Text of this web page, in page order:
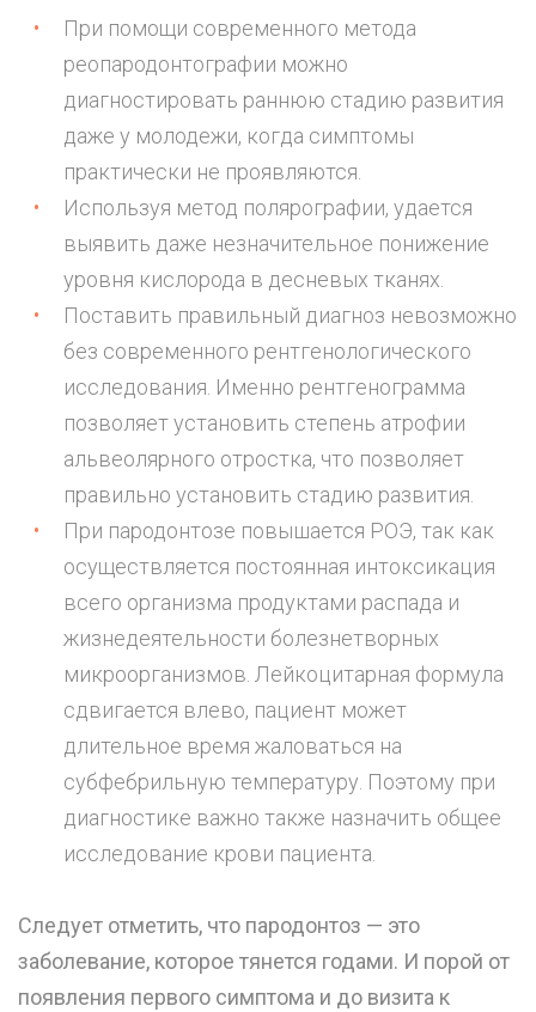
При помощи современного метода
реопародонтографии можно
диагностировать раннюю стадию развития
даже у молодежи, когда симптомы
практически не проявляются.
Используя метод полярографии, удается
выявить даже незначительное понижение
уровня кислорода в десневых тканях.
Поставить правильный диагноз невозможно
без современного рентгенологического
исследования. Именно рентгенограмма
позволяет установить степень атрофии
альвеолярного отростка, что позволяет
правильно установить стадию развития.
При пародонтозе повышается РОЭ, так как
осуществляется постоянная интоксикация
всего организма продуктами распада и
жизнедеятельности болезнетворных
микроорганизмов. Лейкоцитарная формула
сдвигается влево, пациент может
длительное время жаловаться на
субфебрильную температуру. Поэтому при
диагностике важно также назначить общее
исследование крови пациента.
Следует отметить, что пародонтоз — это
заболевание, которое тянется годами. И порой от
появления первого симптома и до визита к